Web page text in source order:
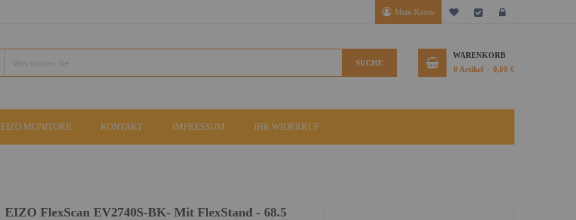
Mein Konto Mein Wunschzettel
Kasse
SUCHE
WARENKORB
0 Artikel 0,00 €
EIZO MONITORE KONTAKT IMPRESSUM IHR WIDERRUF
EIZO FlexScan EV2740S-BK- Mit FlexStand - 68.5